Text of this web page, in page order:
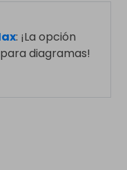
: ¡La opción
diagramas!